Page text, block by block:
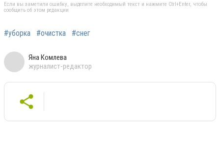
Если вы заметили ошибку, выделите необходимый текст и нажмите Ctrl+Enter, чтобы
сообщить об этом редакции
#уборка #очистка #снег
Яна Комлева
журналист-редактор